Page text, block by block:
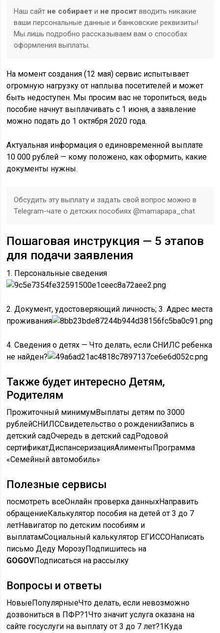
Наш сайт не собирает и не просит вводить никакие
ваши персональные данные и банковские реквизиты!
Мы лишь подробно рассказываем вам о способах
оформления выплаты.
На момент создания (12 мая) сервис испытывает
огромную нагрузку от наплыва посетителей и может
быть недоступен. Мы просим вас не торопиться, ведь
пособие начнут выплачивать с 1 июня, а заявление
можно подать до 1 октября 2020 года.
Актуальная информация о единовременной выплате
10 000 рублей — кому положено, как оформить, какие
документы нужны.
Обсудить эту выплату и задать свой вопрос можно в
Telegram-чате о детских пособиях @mamapapa_chat
Пошаговая инструкция — 5 этапов
для подачи заявления
1. Персональные сведения
2. Документ, удостоверяющий личность; 3. Адрес места
проживания
4. Сведения о детях — Что делать, если СНИЛС ребенка
не найден?
Также будет интересно Детям,
Родителям
Прожиточный минимумВыплаты детям по 3000
рублейСНИЛССвидетельство о рожденииЗапись в
детский садОчередь в детский садРодовой
сертификатДиспансеризацияАлиментыПрограмма
«Семейный автомобиль»
Полезные сервисы
посмотреть всеОнлайн проверка данныхНаправить
обращениеКалькулятор пособия на детей от 3 до 7
летНавигатор по детским пособиям и
выплатамСоциальный калькулятор ЕГИССОНаписать
письмо Деду МорозуПодпишитесь на
GOGOVПодписаться на рассылку
Вопросы и ответы
НовыеПопулярныеЧто делать, если невозможно
дозвониться в ПФР?1Что значит услуга оказана на
сайте госуслуги на выплату от 3 до 7 лет?1Куда